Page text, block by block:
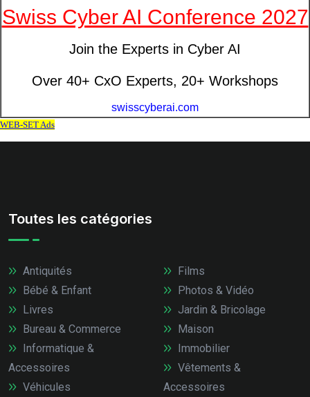
Toutes les catégories
Antiquités
Bébé & Enfant
Livres
Bureau & Commerce
Informatique &
Accessoires
Véhicules
Films
Photos & Vidéo
Jardin & Bricolage
Maison
Immobilier
Vêtements &
Accessoires